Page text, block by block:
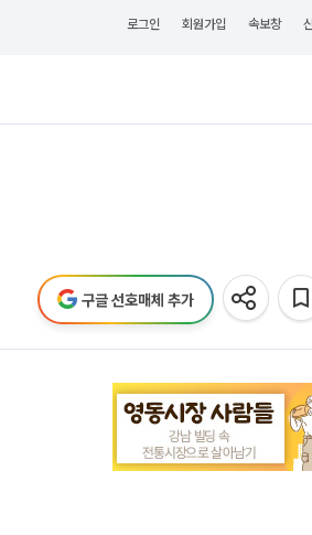
로그인 회원가입 속보창
구글 선호매체 추가